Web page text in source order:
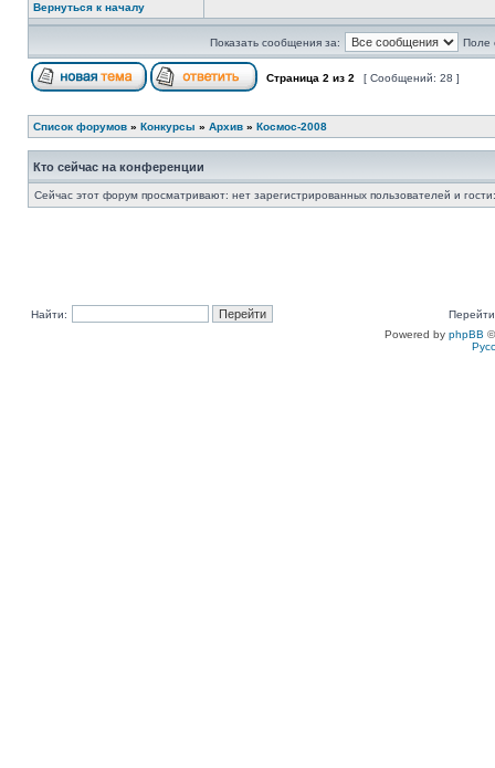
Вернуться к началу
Показать сообщения за: Поле
Страница 2 из 2 [ Сообщений: 28 ]
Список форумов » Конкурсы » Архив » Космос-2008
Кто сейчас на конференции
Сейчас этот форум просматривают: нет зарегистрированных пользователей и
Найти:
Powered by phpBB